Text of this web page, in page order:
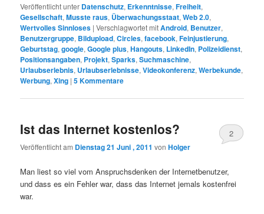
Veröffentlicht unter Datenschutz, Erkenntnisse,Freiheit,
Gesellschaft,Musste raus, Überwachungsstaat,Web 2.0,
Wertvolles Sinnloses |Verschlagwortet mitAndroid, Benutzer,
Benutzergruppe, Bildupload,Circles,facebook,Feinjustierung,
Geburtstag,google,Google plus,Hangouts, LinkedIn, Polizeidienst,
Positionsangaben, Projekt,Sparks,Suchmaschine,
Urlaubserlebnis, Urlaubserlebnisse,Videokonferenz,Werbekunde,
Werbung,Xing |5Kommentare
Ist das Internet kostenlos?
Veröffentlicht am Dienstag 21 Juni , 2011 vonHolger
2
Man liest so viel vom Anspruchsdenken der Internetbenutzer,
und dass es ein Fehler war, dass das Internet jemals kostenfrei
war.